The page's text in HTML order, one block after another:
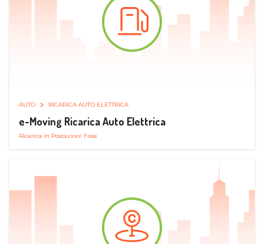
AUTO RICARICA AUTO ELETTRICA
e-Moving Ricarica Auto Elettrica
Ricarica in Postazioni Fisse